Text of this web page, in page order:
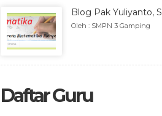
Blog Pak Yuliyanto,
Oleh : SMPN 3 Gamping
Daftar Guru